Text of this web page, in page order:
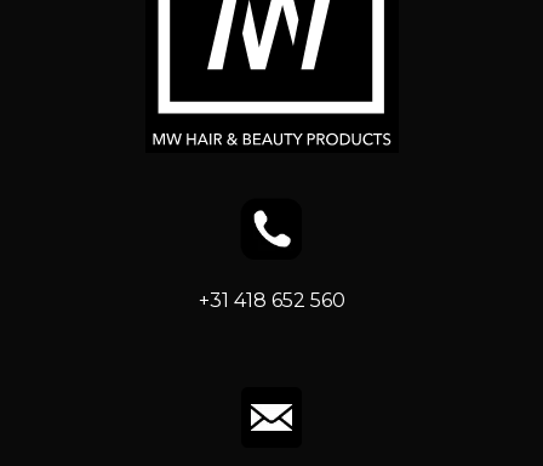
+31 418 652 560